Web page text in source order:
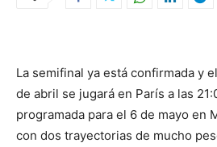
La semifinal ya está confirmada y
de abril se jugará en París a las
programada para el 6 de mayo en
con dos trayectorias de mucho